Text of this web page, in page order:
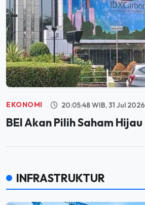
EKONOMI 20:05:48 WIB, 31 Jul 2026
BEI Akan Pilih Saham Hijau
INFRASTRUKTUR